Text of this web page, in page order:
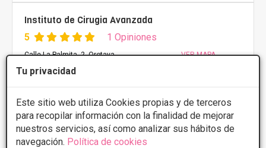
Tu privacidad
Este sitio web utiliza Cookies propias y de terceros
para recopilar información con la finalidad de mejorar
nuestros servicios, así como analizar sus hábitos de
navegación. Política de cookies
Instituto de Cirugia Avanzada
5 1 Opiniones
Calle La Palmita, 2, Orotava VER MAPA
PRIMERA CONSULTA GRATUITA & FINANCIACIÓN A
MEDIDA
Abdominoplastia
Desde 4000€
Presupuestos con5% de descuento *